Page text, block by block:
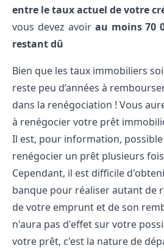
entre le taux actuel de votre
vous devez avoir au moins 70
restant dû
Bien que les taux immobiliers
reste peu d’années à
dans la renégociation ! Vous
à renégocier votre prêt
Il est, pour information,
renégocier un prêt plusieurs
Cependant, il est difficile
banque pour réaliser autant de
de votre emprunt et de son
n'aura pas d'effet sur votre
votre prêt, c'est la nature de